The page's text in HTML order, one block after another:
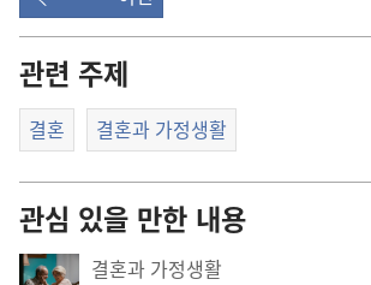
관련 주제
결혼 결혼과 가정생활
관심 있을 만한 내용
결혼과 가정생활